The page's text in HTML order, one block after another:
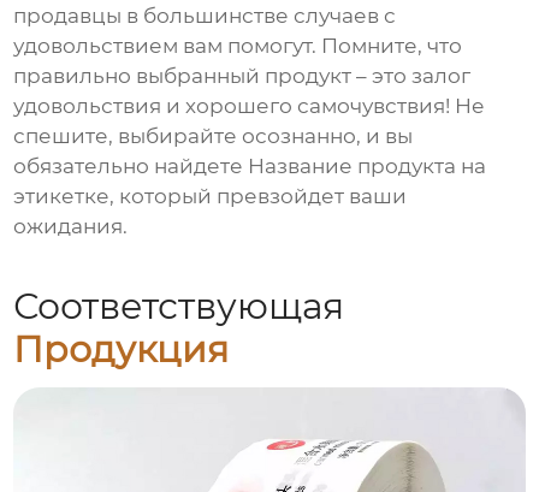
продавцы в большинстве случаев с
удовольствием вам помогут. Помните, что
правильно выбранный продукт – это залог
удовольствия и хорошего самочувствия! Не
спешите, выбирайте осознанно, и вы
обязательно найдете Название продукта на
этикетке, который превзойдет ваши
ожидания.
Соответствующая
Продукция